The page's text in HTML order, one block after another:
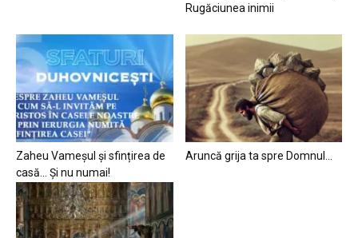
Rugăciunea inimii
Zaheu Vameșul și sfințirea de
casă… Și nu numai!
Aruncă grija ta spre Domnul…